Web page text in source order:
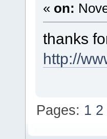
« on:
thanks
http://
Pages: 1 2